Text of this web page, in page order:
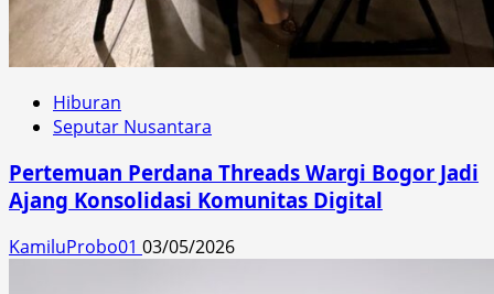
Hiburan
Seputar Nusantara
Pertemuan Perdana Threads Wargi Bogor Jadi
Ajang Konsolidasi Komunitas Digital
KamiluProbo01 03/05/2026